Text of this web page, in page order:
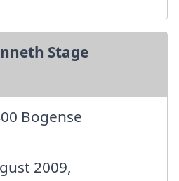
Stage
Bogense
2009,